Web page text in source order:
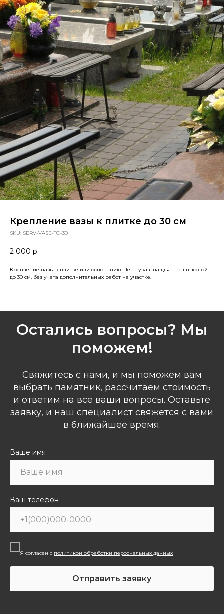
Крепление вазы к плитке до 30 см
SKU: SERV-VASE-TO-30
2 000 р.
Крепление вазы к плитке или основанию. Цена указана для вазы высотой
до 30 см, без учета дополнительных работ на участке.
Остались вопросы? Мы
поможем!
Свяжитесь с нами, и мы поможем вам
выбрать памятник, рассчитаем стоимость
и ответим на все ваши вопросы. Оставьте
заявку, и наш специалист свяжется с вами
в ближайшее время.
Ваше имя
Ваш телефон
Я согласен с политикой обработки персональных данных
Отправить заявку